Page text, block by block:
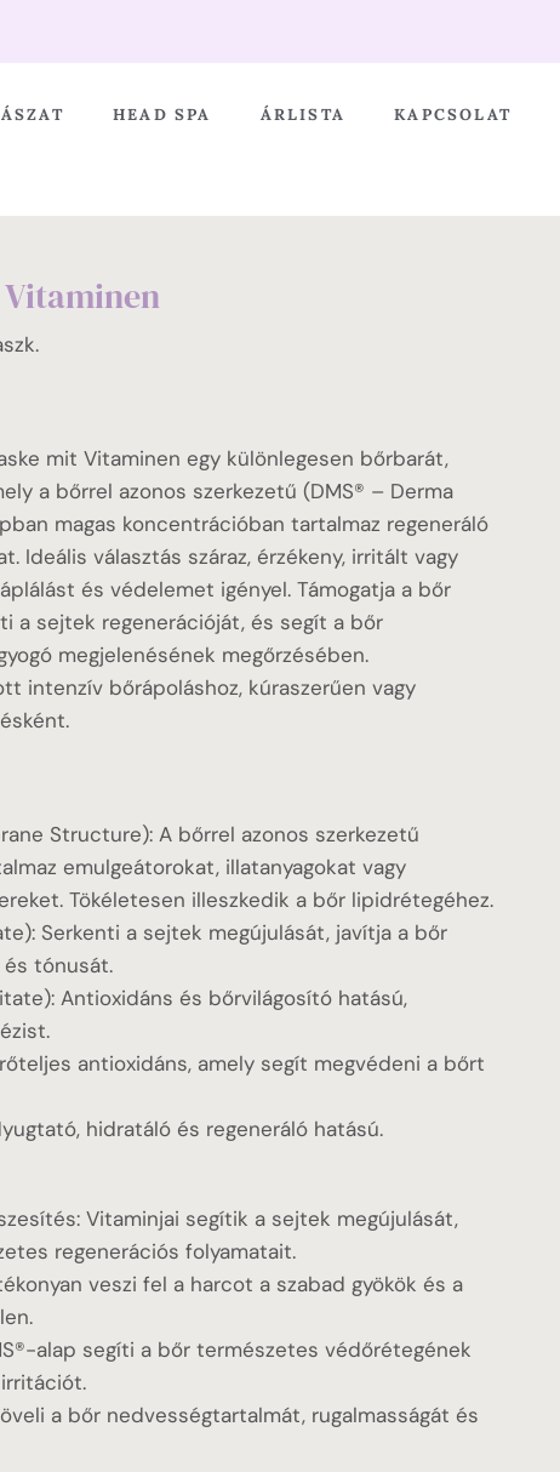
HEAD SPA ÁRLISTA KAPCSOLAT
Vitaminen
mit Vitaminen egy különlegesen bőrbarát,
a bőrrel azonos szerkezetű (DMS® – Derma
magas koncentrációban tartalmaz regeneráló
Ideális választás száraz, érzékeny, irritált vagy
és védelemet igényel. Támogatja a bőr
a sejtek regenerációját, és segít a bőr
megjelenésének megőrzésében.
intenzív bőrápoláshoz, kúraszerűen vagy
Structure): A bőrrel azonos szerkezetű
emulgeátorokat, illatanyagokat vagy
Tökéletesen illeszkedik a bőr lipidrétegéhez.
Serkenti a sejtek megújulását, javítja a bőr
tónusát.
Antioxidáns és bőrvilágosító hatású,
antioxidáns, amely segít megvédeni a bőrt
hidratáló és regeneráló hatású.
Vitaminjai segítik a sejtek megújulását,
regenerációs folyamatait.
veszi fel a harcot a szabad gyökök és a
alap segíti a bőr természetes védőrétegének
a bőr nedvességtartalmát, rugalmasságát és